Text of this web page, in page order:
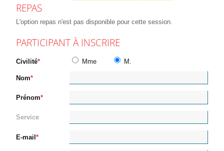
REPAS
L'option repas n'est pas disponible pour cette session.
PARTICIPANT À INSCRIRE
Civilité Mme M.
Nom
Prénom
Service
E-mail